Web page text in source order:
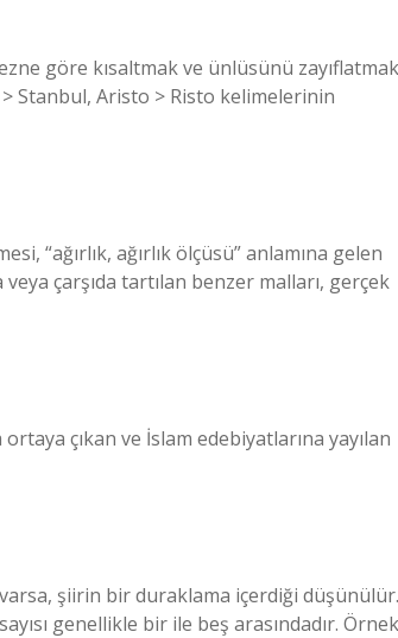
göre kısaltmak ve ünlüsünü zayıflatmak
Stanbul, Aristo > Risto kelimelerinin
“ağırlık, ağırlık ölçüsü” anlamına gelen
çarşıda tartılan benzer malları, gerçek
çıkan ve İslam edebiyatlarına yayılan
şiirin bir duraklama içerdiği düşünülür.
genellikle bir ile beş arasındadır.